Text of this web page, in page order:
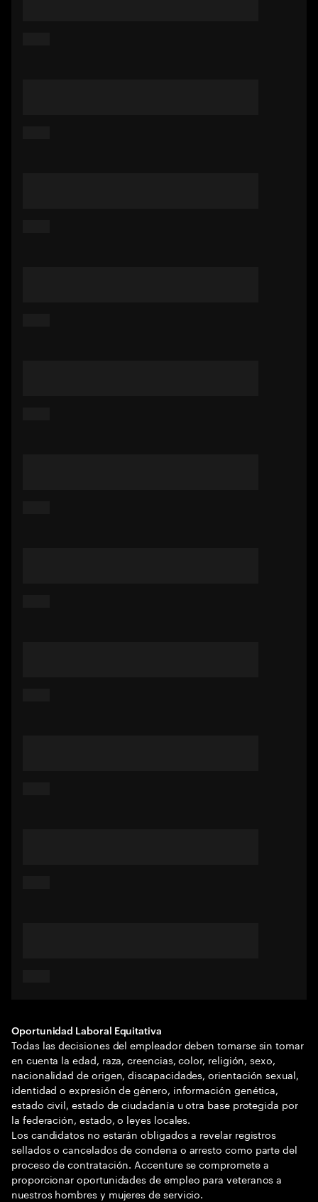
Oportunidad Laboral Equitativa
Todas las decisiones del empleador deben tomarse sin tomar
en cuenta la edad, raza, creencias, color, religión, sexo,
nacionalidad de origen, discapacidades, orientación sexual,
identidad o expresión de género, información genética,
estado civil, estado de ciudadanía u otra base protegida por
la federación, estado, o leyes locales.
Los candidatos no estarán obligados a revelar registros
sellados o cancelados de condena o arresto como parte del
proceso de contratación. Accenture se compromete a
proporcionar oportunidades de empleo para veteranos a
nuestros hombres y mujeres de servicio.